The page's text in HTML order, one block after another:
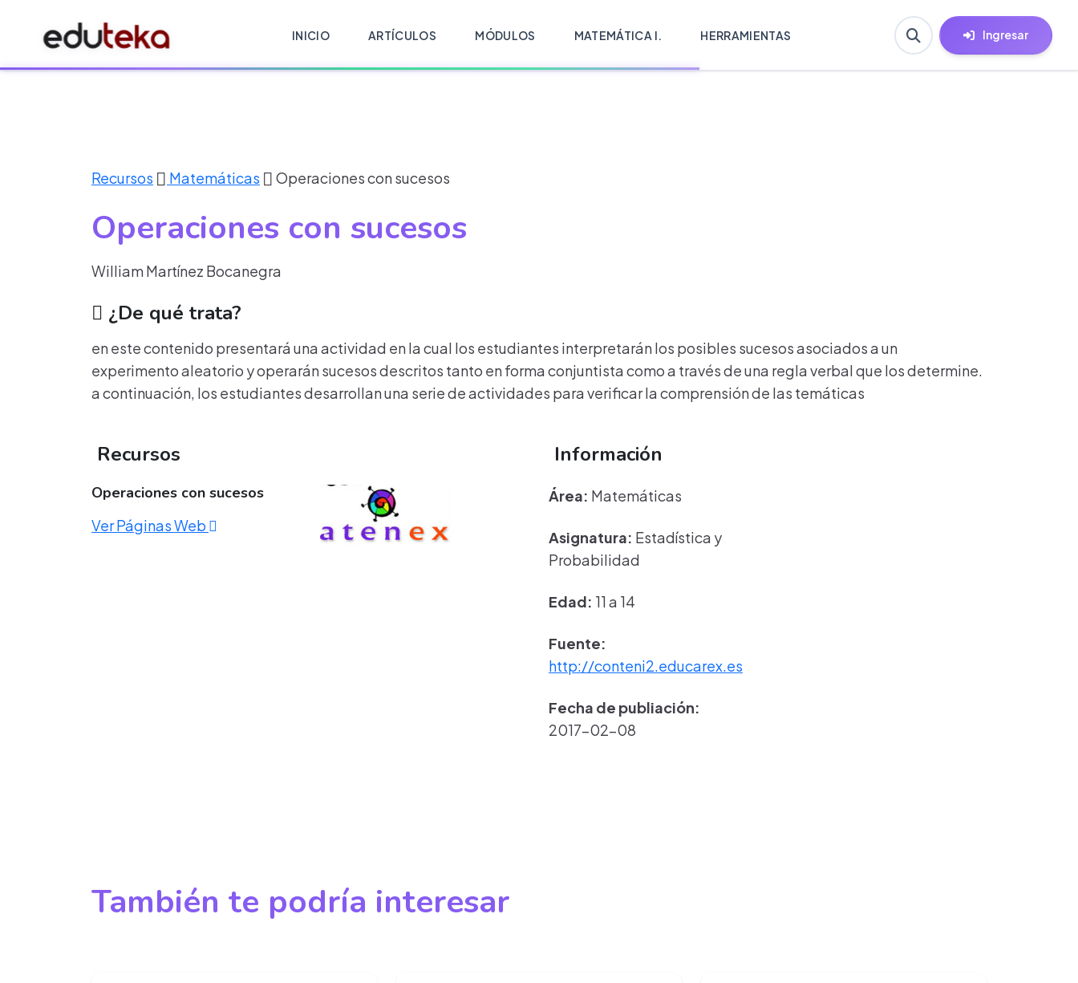
INICIO ARTÍCULOS MÓDULOS MATEMÁTICA I. HERRAMIENTAS Ingresar
Recursos Matemáticas Operaciones con sucesos
Operaciones con sucesos
William Martínez Bocanegra
¿De qué trata?
en este contenido presentará una actividad en la cual los estudiantes interpretarán los posibles sucesos asociados a un
experimento aleatorio y operarán sucesos descritos tanto en forma conjuntista como a través de una regla verbal que los determine.
a continuación, los estudiantes desarrollan una serie de actividades para verificar la comprensión de las temáticas
Recursos
Operaciones con sucesos
Ver Páginas Web
Información
Área: Matemáticas
Asignatura: Estadística y
Probabilidad
Edad: 11 a 14
Fuente:
http://conteni2.educarex.es
Fecha de publiación:
2017-02-08
También te podría interesar